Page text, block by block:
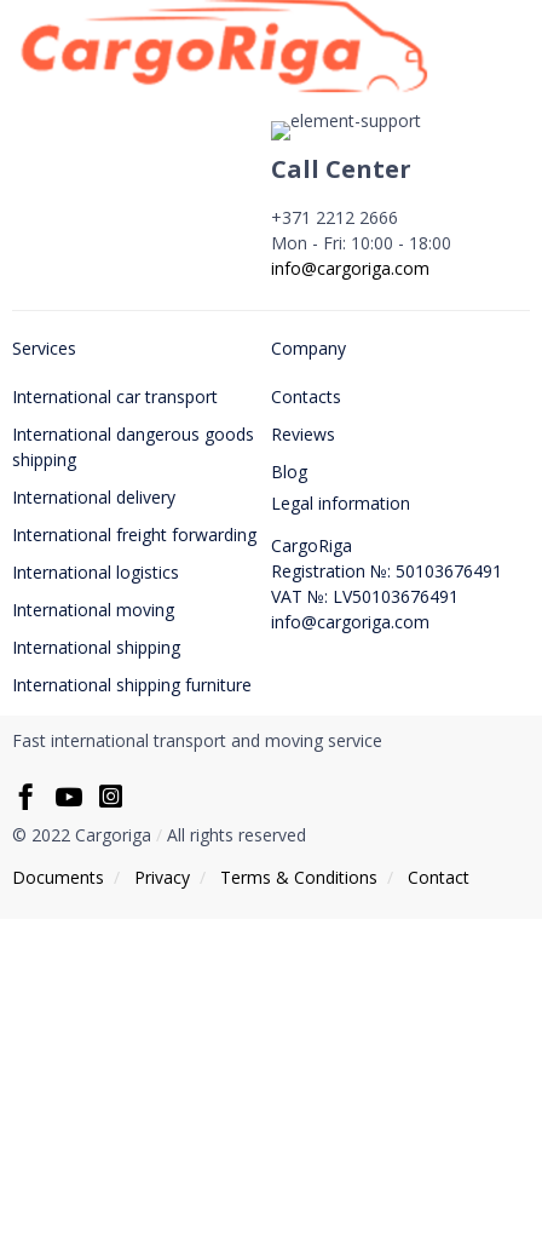
Call Center
+371 2212 2666
Mon - Fri: 10:00 - 18:00
info@cargoriga.com
Services
International car transport
International dangerous goods
shipping
International delivery
International freight forwarding
International logistics
International moving
International shipping
International shipping furniture
Company
Contacts
Reviews
Blog
Legal information
CargoRiga
Registration №: 50103676491
VAT №: LV50103676491
info@cargoriga.com
Fast international transport and moving service
© 2022 Cargoriga / All rights reserved
Documents / Privacy / Тerms & Conditions / Contact